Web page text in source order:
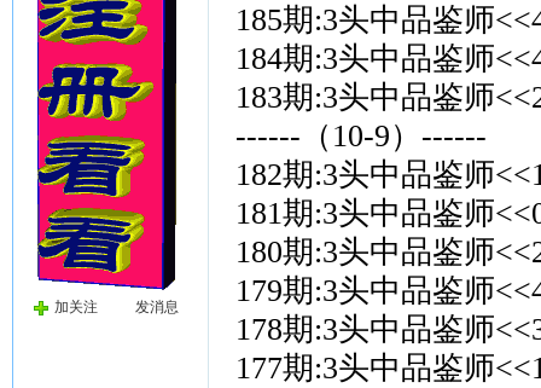
加关注 发消息
185期:3头中品鉴师
184期:3头中品鉴师
183期:3头中品鉴师
------（10-9）------
182期:3头中品鉴师
181期:3头中品鉴师
180期:3头中品鉴师
179期:3头中品鉴师
178期:3头中品鉴师
177期:3头中品鉴师